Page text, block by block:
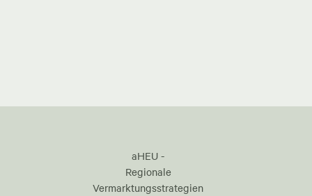
aHEU -
Regionale
Vermarktungsstrategien